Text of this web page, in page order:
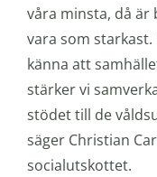
våra minsta, då är
vara som
känna att
stärker vi
stödet till de
säger Christian
socialutskottet.